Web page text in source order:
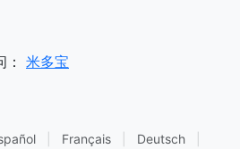
： 米多宝
Français Deutsch